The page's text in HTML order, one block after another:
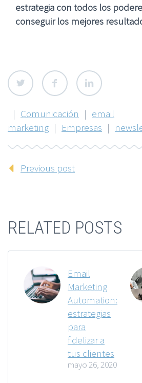
estrategia con todos los
conseguir los mejores
| Comunicación | email
marketing | Empresas |
Previous post
RELATED POSTS
Email
Marketing
Automation:
estrategias
para
fidelizar a
tus clientes
mayo 26, 2020